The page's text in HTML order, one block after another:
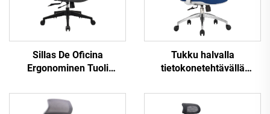
Sillas De Oficina
Ergonominen Tuoli
Musta nailonkehys Mesh
Ergonominen Executive
Tukku halvalla
tietokonetehtävällä
lepotuoli Mukava
verkkokangas